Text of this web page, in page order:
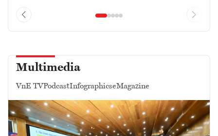
Multimedia
VnE TVPodcastInfographicseMagazine